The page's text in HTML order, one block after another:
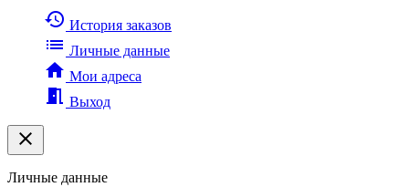
history История заказов
list Личные данные
home Мои адреса
meeting_room Выход
clear
Личные данные